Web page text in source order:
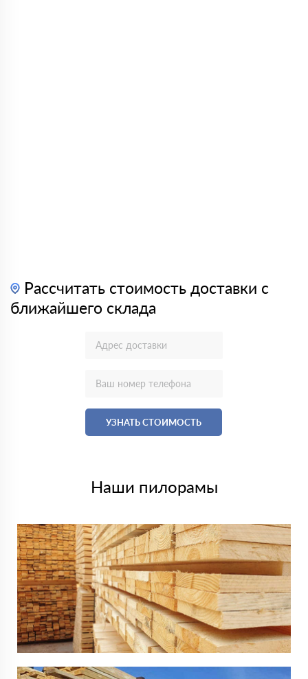
Рассчитать стоимость доставки с
ближайшего склада
УЗНАТЬ СТОИМОСТЬ
Наши пилорамы